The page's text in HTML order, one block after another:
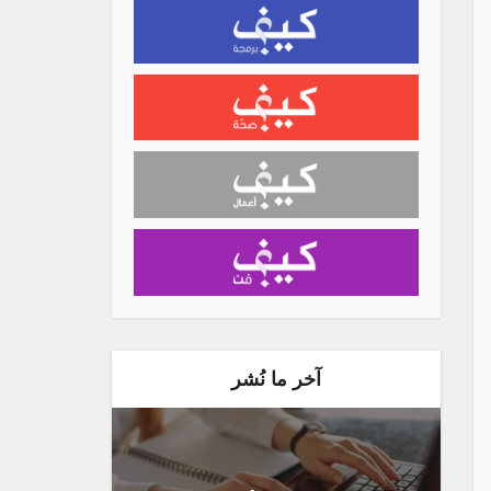
آخر ما نُشر